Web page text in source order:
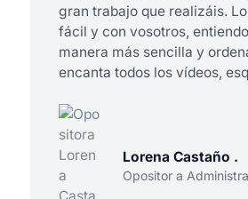
gran trabajo que realizáis.
fácil y con vosotros,
manera más sencilla y
encanta todos los vídeos,
Lorena Castaño .
Opositor a